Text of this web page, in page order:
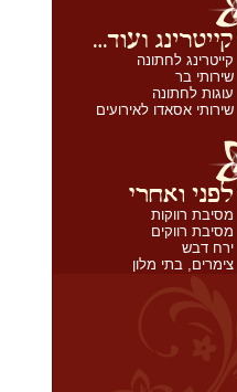
קייטרינג לחתונה
שירותי בר
עוגות לחתונה
שירותי אסאדו לאירועים
מסיבת רווקות
מסיבת רווקים
ירח דבש
צימרים, בתי מלון